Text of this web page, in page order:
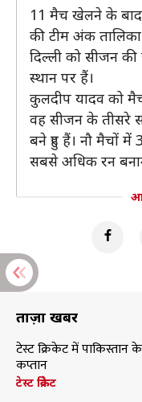
11 मैच खेलने के बाद
की टीम अंक
दिल्ली को सीजन
स्थान पर हैं।
कुलदीप यादव को
वह सीजन के तीसरे
बने हुए हैं। नौ मैचों में
सबसे अधिक रन
ताज़ा खबरें
टेस्ट क्रिकेट में पाकिस्तान
कप्तान
टेस्ट क्रिकेट